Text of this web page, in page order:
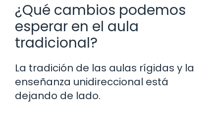
¿Qué cambios podemos
esperar en el aula
tradicional?
La tradición de las aulas rígidas y la
enseñanza unidireccional está
dejando de lado.